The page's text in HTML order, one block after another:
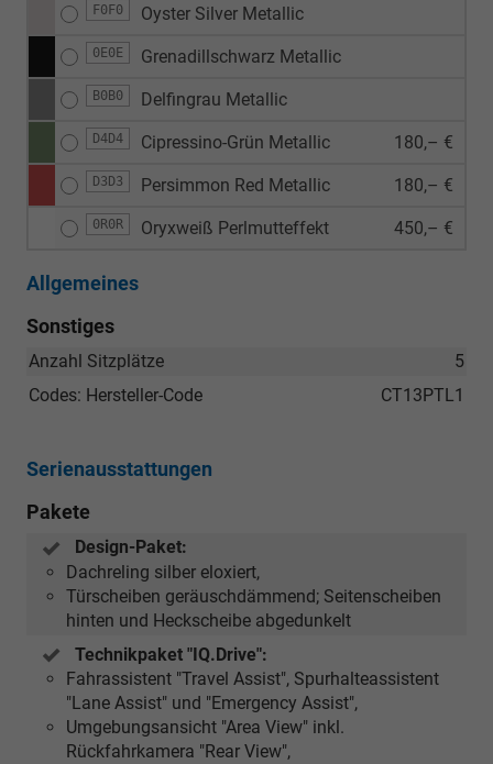
F0F0 Oyster Silver Metallic
0E0E Grenadillschwarz Metallic
B0B0 Delfingrau Metallic
D4D4 Cipressino-Grün Metallic 180,– €
D3D3 Persimmon Red Metallic 180,– €
0R0R Oryxweiß Perlmutteffekt 450,– €
Allgemeines
Sonstiges
5
Anzahl Sitzplätze
CT13PTL1
Codes: Hersteller-Code
Serienausstattungen
Pakete
Design-Paket:
Dachreling silber eloxiert,
Türscheiben geräuschdämmend; Seitenscheiben
hinten und Heckscheibe abgedunkelt
Technikpaket "IQ.Drive":
Fahrassistent "Travel Assist", Spurhalteassistent
"Lane Assist" und "Emergency Assist",
Umgebungsansicht "Area View" inkl.
Rückfahrkamera "Rear View",